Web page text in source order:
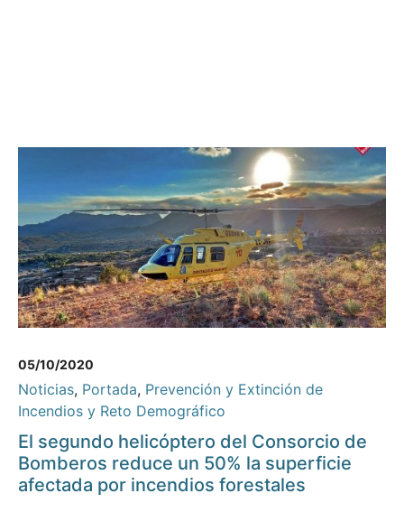
05/10/2020
Noticias, Portada, Prevención y Extinción de
Incendios y Reto Demográfico
El segundo helicóptero del Consorcio de
Bomberos reduce un 50% la superficie
afectada por incendios forestales